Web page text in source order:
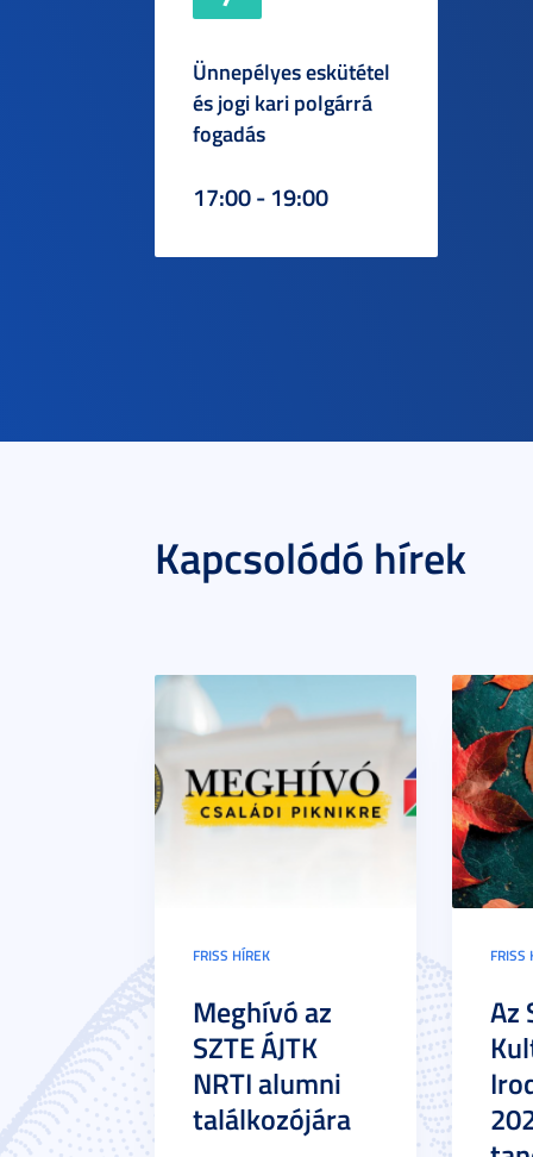
Ünnepélyes eskütétel
és jogi kari polgárrá
fogadás
17:00 - 19:00
Kapcsolódó hírek
FRISS HÍREK
Meghívó az
SZTE ÁJTK
NRTI alumni
találkozójára
FRISS
Az